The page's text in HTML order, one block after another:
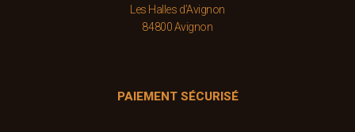
Les Halles d’Avignon
84800 Avignon
PAIEMENT SÉCURISÉ